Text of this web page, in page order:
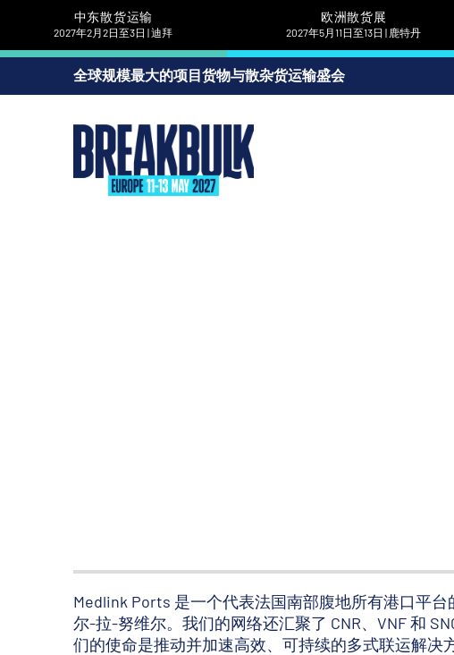
中东散货运输
2027年2月2日至3日 | 迪拜
欧洲散货展
2027年5月11日至13日 | 鹿特丹
全球规模最大的项目货物与散杂货运输盛会
Medlink Ports 是一个代表法国南部腹地所有港口平
尔-拉-努维尔。我们的网络还汇聚了 CNR、VNF 和
们的使命是推动并加速高效、可持续的多式联运解决